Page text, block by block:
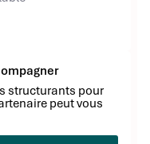
structurants pour
peut vous